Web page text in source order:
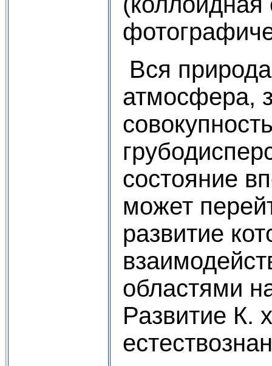
Вся
атмосфера,
состояние
может
развитие
областями
Развитие К.